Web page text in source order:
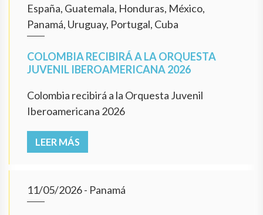
España, Guatemala, Honduras, México,
Panamá, Uruguay, Portugal, Cuba
COLOMBIA RECIBIRÁ A LA ORQUESTA
JUVENIL IBEROAMERICANA 2026
Colombia recibirá a la Orquesta Juvenil
Iberoamericana 2026
LEER MÁS
11/05/2026- Panamá